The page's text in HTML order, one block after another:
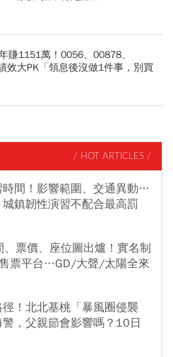
賺1151萬！0056、00878、
效大PK「領息後沒做1件事，別買
/ HOT ARTICLES /
間！影響範圍、交通異動…
鎮韌性演習不配合最高罰
、票價、座位圖出爐！實名制
票平台…GD/大聲/太陽全來
！北北基桃「暴風圈侵襲
，父親節會影響嗎？10日